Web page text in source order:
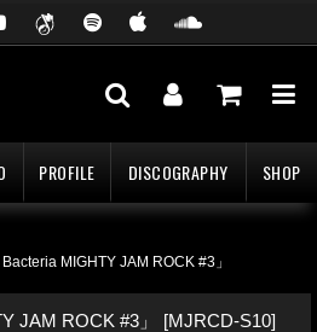
PROFILE DISCOGRAPHY SHOP
Bacteria MIGHTY JAM ROCK #3」
JAM ROCK #3」 [MJRCD-S10]